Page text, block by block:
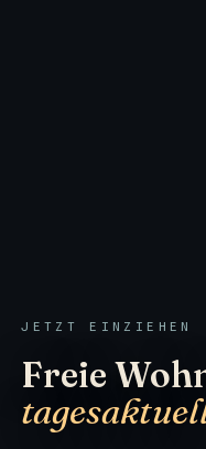
JETZT EINZIEHEN
Freie